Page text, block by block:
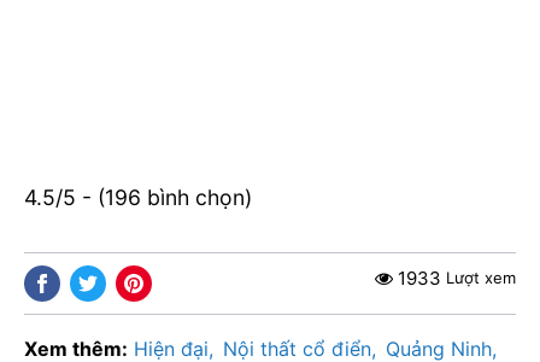
4.5/5 - (196 bình chọn)
1933 Lượt xem
Xem thêm: Hiện đại Nội thất cổ điển Quảng Ninh